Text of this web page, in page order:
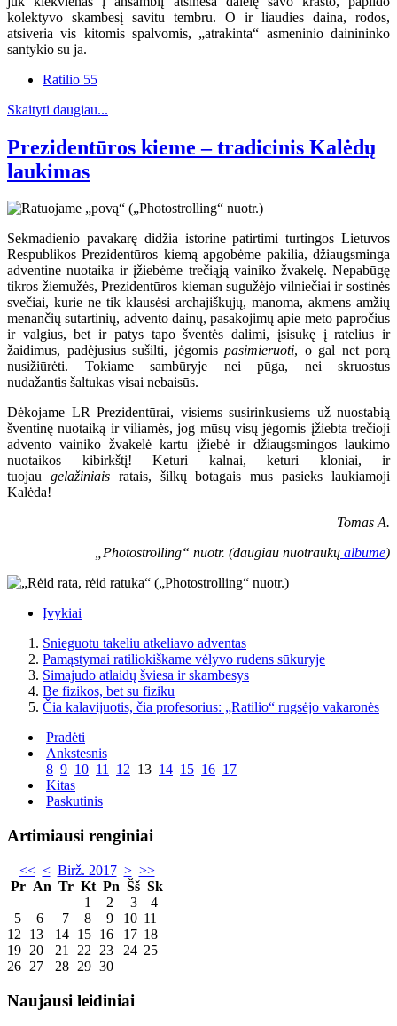
kolektyvo skambesį savitu tembru. O ir liaudies daina, rodos,
atsiveria vis kitomis spalvomis, „atrakinta“ asmeninio dainininko
santykio su ja.
Ratilio 55
Skaityti daugiau...
Prezidentūros kieme – tradicinis Kalėdų
laukimas
Sekmadienio pavakarę didžia istorine patirtimi turtingos Lietuvos
Respublikos Prezidentūros kiemą apgobėme pakilia, džiaugsminga
adventine nuotaika ir įžiebėme trečiąją vainiko žvakelę. Nepabūgę
tikros žiemužės, Prezidentūros kieman sugužėjo vilniečiai ir sostinės
svečiai, kurie ne tik klausėsi archajiškųjų, manoma, akmens amžių
menančių sutartinių, advento dainų, pasakojimų apie meto papročius
ir valgius, bet ir patys tapo šventės dalimi, įsisukę į ratelius ir
žaidimus, padėjusius sušilti, jėgomis pasimieruoti, o gal net porą
nusižiūrėti. Tokiame sambūryje nei pūga, nei skruostus
nudažantis šaltukas visai nebaisūs.
Dėkojame LR Prezidentūrai, visiems susirinkusiems už nuostabią
šventinę nuotaiką ir viliamės, jog mūsų visų jėgomis įžiebta trečioji
advento vainiko žvakelė kartu įžiebė ir džiaugsmingos laukimo
nuotaikos kibirkštį! Keturi kalnai, keturi kloniai, ir
tuojau gelažiniaisratais, šilkų botagais mus pasieks laukiamoji
Kalėda!
Tomas A.
„Photostrolling“ nuotr. (daugiau nuotraukų albume)
Įvykiai
Snieguotu takeliu atkeliavo adventas
Pamąstymai ratiliokiškame vėlyvo rudens sūkuryje
Simajudo atlaidų šviesa ir skambesys
Be fizikos, bet su fiziku
Čia kalavijuotis, čia profesorius: „Ratilio“ rugsėjo vakaronės
Pradėti
Ankstesnis
8 9 10 11 12 13 14 15 16 17
Kitas
Paskutinis
Artimiausi renginiai
<< < Birž. 2017 > >>
Pr An Tr Kt Pn Šš Sk
1
2 3
4
5
6 7 8 9 10 11
12
13 14 15 16 17 18
19 20 21 22 23 24 25
26 27 28 29 30
Naujausi leidiniai